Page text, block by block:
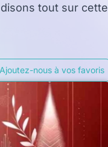
tout sur cette
Ajoutez-nous à vos favoris